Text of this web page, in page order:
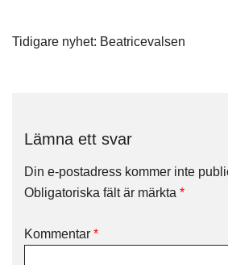
Inläggsnavigering
Tidigare nyhet: Beatricevalsen
Lämna ett svar
Din e-postadress kommer inte
Obligatoriska fält är märkta *
Kommentar *